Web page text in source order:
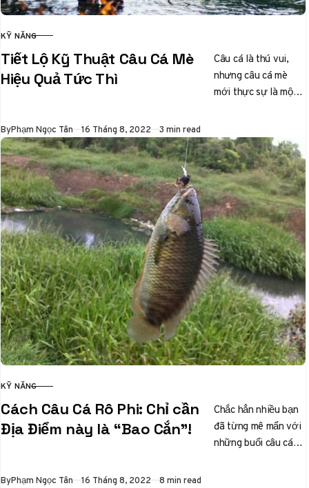
CATEGORY
KỸ NĂNG
Tiết Lộ Kỹ Thuật Câu Cá Mè
Hiệu Quả Tức Thì
Câu cá là thú vui,
nhưng câu cá mè
mới thực sự là một
ByPhạm Ngọc Tân Published
16 Tháng 8, 2022 3 min read
CATEGORY
KỸ NĂNG
Cách Câu Cá Rô Phi: Chỉ cần
Địa Điểm này là “Bao Cắn”!
Chắc hẳn nhiều bạn
đã từng mê mẩn với
những buổi câu cá
ByPhạm Ngọc Tân Published
16 Tháng 8, 2022 8 min read